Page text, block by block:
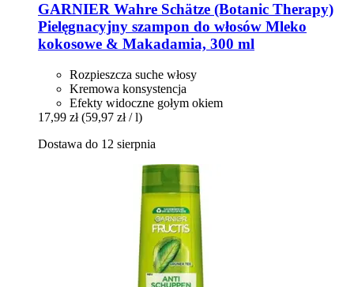
GARNIER Wahre Schätze (Botanic Therapy)
Pielęgnacyjny szampon do włosów Mleko
kokosowe & Makadamia, 300 ml
Rozpieszcza suche włosy
Kremowa konsystencja
Efekty widoczne gołym okiem
17,99 zł (59,97 zł / l)
Dostawa do 12 sierpnia